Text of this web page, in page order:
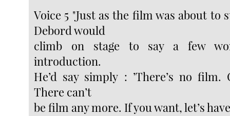
Voice 5 "Just as the film was about to
Debord would
climb on stage to say a few
introduction.
He’d say simply : ’There’s no film.
There can’t
be film any more. If you want, let’s